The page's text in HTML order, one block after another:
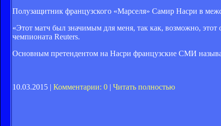
Полузащитник французского «Марселя» Самир Насри в
«Этот матч был значимым для меня, так как, возможно, этот
чемпионата Reuters.
Основным претендентом на Насри французские СМИ
10.03.2015 | Комментарии: 0 | Читать полностью